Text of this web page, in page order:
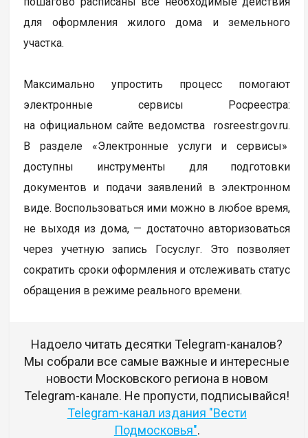
для оформления жилого дома и земельного
участка.
Максимально упростить процесс помогают
электронные сервисы Росреестра:
на официальном сайте ведомства rosreestr.gov.ru.
В разделе «Электронные услуги и сервисы»
доступны инструменты для подготовки
документов и подачи заявлений в электронном
виде. Воспользоваться ими можно в любое время,
не выходя из дома, — достаточно авторизоваться
через учетную запись Госуслуг. Это позволяет
сократить сроки оформления и отслеживать статус
обращения в режиме реального времени.
Надоело читать десятки Telegram-каналов?
Мы собрали все самые важные и интересные
новости Московского региона в новом
Telegram-канале. Не пропусти, подписывайся!
Telegram-канал издания "Вести
Подмосковья".